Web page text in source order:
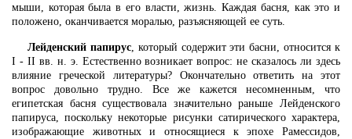
мыши, которая была в его власти, жизнь. Каждая басня, как это и
положено, оканчивается моралью, разъясняющей ее суть.
Лейденский папирус, который содержит эти басни, относится к
I - II вв. н. э. Естественно возникает вопрос: не сказалось ли здесь
влияние греческой литературы? Окончательно ответить на этот
вопрос довольно трудно. Все же кажется несомненным, что
египетская басня существовала значительно раньше Лейденского
папируса, поскольку некоторые рисунки сатирического характера,
изображающие животных и относящиеся к эпохе Рамессидов,